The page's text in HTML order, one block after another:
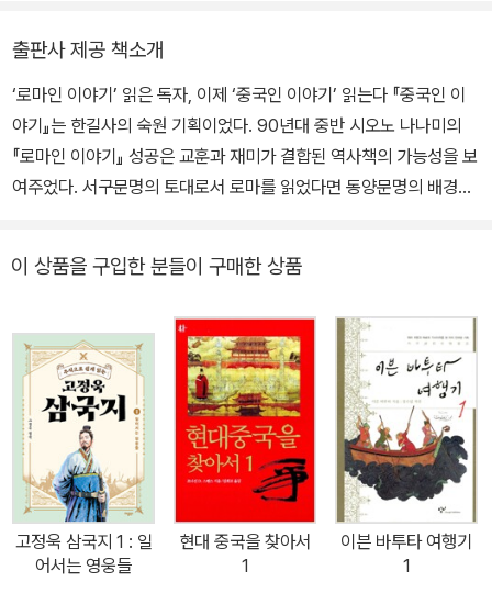
출판사 제공 책소개
‘로마인 이야기’ 읽은 독자, 이제 ‘중국인 이야기’ 읽는다 『중국인 이
야기』는 한길사의 숙원 기획이었다. 90년대 중반 시오노 나나미의
『로마인 이야기』 성공은 교훈과 재미가 결합된 역사책의 가능성을 보
여주었다. 서구문명의 토대로서 로마를 읽었다면 동양문명의 배경으
별로 대하처럼 길게 이어지는 이야기였다면, 『중국인 이야기』는 수많
장강대하 역사의 모자이크화를 완성한다. 오늘날 중국은 명실상부하
게 모든 방면에서 부상하고 있는 강국, 세계는 중국 읽기에 분주하다.
중국은 넓은 영토, 다종다양한 13억 인구, 유구한 역사만큼이나 그들
의 역사와 문화의 면면, 속살까지 파악하기가 쉽지 않다. 특히 동아시
아 역사를 공유하는 우리는, 혁명과 전란으로 점철된 20세기 격동의
중국 역사를 이해하지 않고는 21세기 중국과의 관계를 전략적으로 정
립하고, 복잡한 정치, 외교, 경제 문제를 잘 풀어나가기가 어렵다. 청
조 멸망에서 문화대혁명까지, 중국 근현대사 삼국지보다 재미있다 김
이 상품을 구입한 분들이 구매한 상품
고정욱 삼국지 1 : 일
어서는 영웅들
현대 중국을 찾아서
1
이븐 바투타 여행기
1